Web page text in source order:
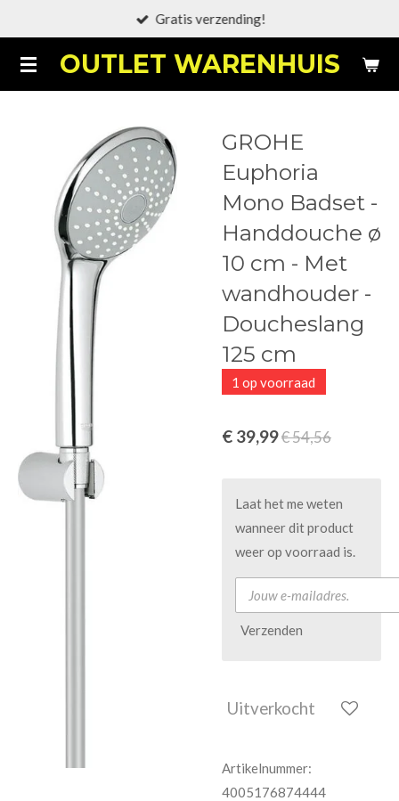
naar
de
OUTLET WARENHUIS
Gratis verzending!
GROHE
Euphoria
Mono Badset -
Handdouche ø
10 cm - Met
wandhouder -
Doucheslang
125 cm
1 op voorraad
€ 39,99€ 54,56
Laat het me weten
wanneer dit product
weer op voorraad is.
Verzenden
Uitverkocht
Artikelnummer:
4005176874444